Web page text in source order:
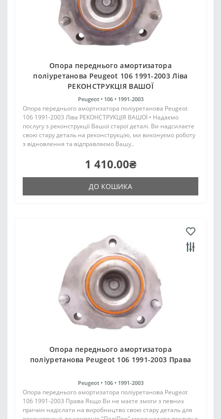
Опора переднього амортизатора
поліуретанова Peugeot 106 1991-2003 Ліва
РЕКОНСТРУКЦІЯ ВАШОЇ
Peugeot • 106 • 1991-2003
Опора переднього амортизатора поліуретанова Peugeot
106 1991-2003 Ліва РЕКОНСТРУКЦІЯ ВАШОЇ • Надаємо
послугу з реконструкції Вашої старої деталі. Ви надсилаєте
свою стару деталь на реконструкцію, ми виконуємо роботу
з відновлення та відправляємо Вашу..
1 410.00₴
ДО КОШИКА
Опора переднього амортизатора
поліуретанова Peugeot 106 1991-2003 Права
Peugeot • 106 • 1991-2003
Опора переднього амортизатора поліуретанова Peugeot
106 1991-2003 Права Якщо Ви не маєте змоги з певних
причин надіслати на виробництво свою стару деталь для